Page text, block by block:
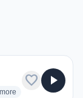
more genres for 97.3
more
favorite play_arrow